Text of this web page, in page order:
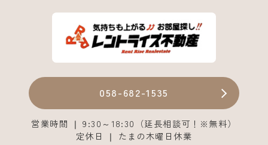
058-682-1535
営業時間 ❘ 9:30～18:30（延長相談可！※無料）
定休日 ❘ たまの木曜日休業